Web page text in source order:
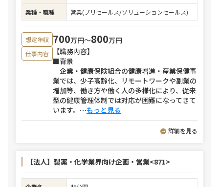
業種・職種
営業(プリセールス/ソリューションセールス)
想定年収 700万円〜800万円
仕事内容
【職務内容】
■背景
企業・健康保険組合の健康増進・産業保健事
業では、少子高齢化、リモートワークや副業の
増加等、働き方や働く人の多様化により、従来
型の健康管理体制では対応が困難になってきて
います。 ⋯もっと見る
詳細を見る
【法人】製薬・化学業界向け企画・営業<871>